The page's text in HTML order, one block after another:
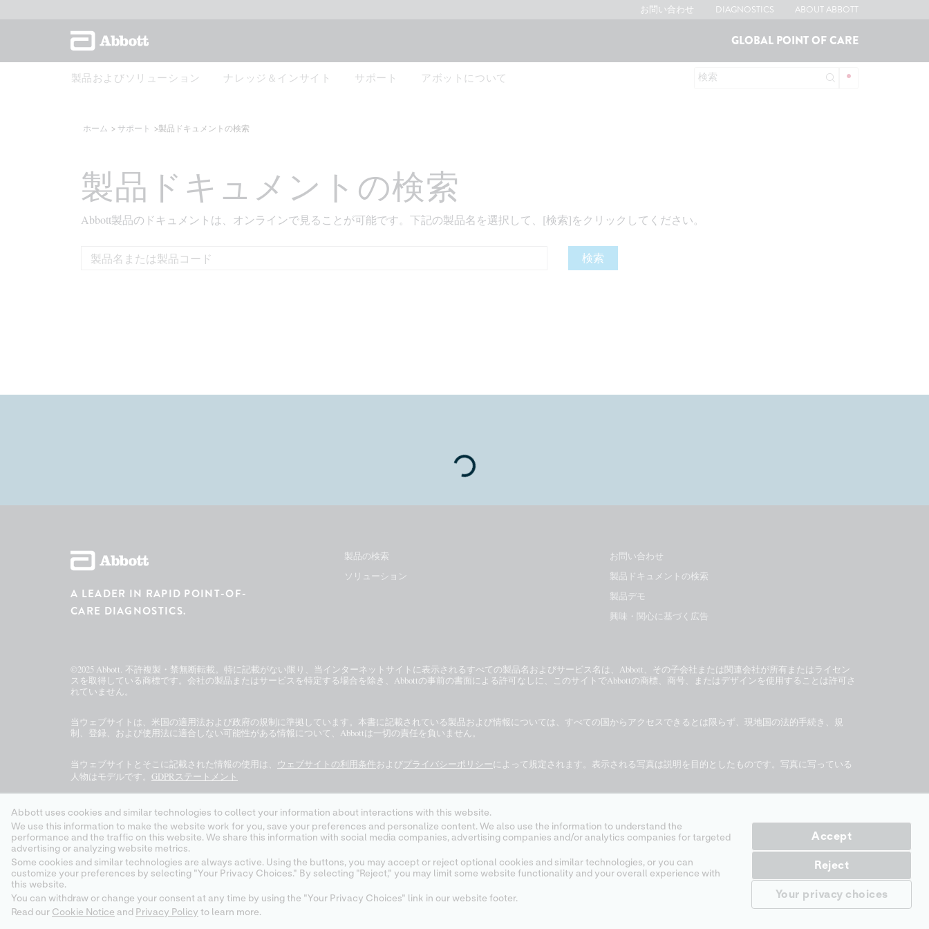
お問い合わせ DIAGNOSTICS ABOUT ABBOTT
GLOBAL POINT OF CARE
製品およびソリューション ナレッジ＆インサイト サポート アボットについて 検索
ホーム サポート 製品ドキュメントの検索
製品ドキュメントの検索
Abbott製品のドキュメントは、オンラインで見ることが可能です。下記の製品名を選択して、[検索]をクリックしてください。
検索
A LEADER IN RAPID POINT-OF-
CARE DIAGNOSTICS.
製品の検索
ソリューション
お問い合わせ
製品ドキュメントの検索
製品デモ
興味・関心に基づく広告
©2025 Abbott. 不許複製・禁無断転載。特に記載がない限り、当インターネットサイトに表示されるすべての製品名およびサービス名は、Abbott、その子会社または関連会社が所有またはライセン
スを取得している商標です。会社の製品またはサービスを特定する場合を除き、Abbottの事前の書面による許可なしに、このサイトでAbbottの商標、商号、またはデザインを使用することは許可さ
れていません。
当ウェブサイトは、米国の適用法および政府の規制に準拠しています。本書に記載されている製品および情報については、すべての国からアクセスできるとは限らず、現地国の法的手続き、規
制、登録、および使用法に適合しない可能性がある情報について、Abbottは一切の責任を負いません。
当ウェブサイトとそこに記載された情報の使用は、 ウェブサイトの利用条件およびプライバシーポリシーによって規定されます。表示される写真は説明を目的としたものです。写真に写っている
人物はモデルです。 GDPRステートメント
地域によっては、一部の製品をご利用になれません。特定の市場での製品の供給状況については、各地域の担当者にご確認ください。
ッジの情報および使用目的につきましては、各製品のページまたはi-STAT サポートエリアのカートリッジの情報（CTI/IFU）を参照してください。
Abbott - A leader in Rapid Point-of-Care Diagnostics
Abbott uses cookies and similar technologies to collect your information about interactions with this website.
We use this information to make the website work for you, save your preferences and personalize content. We also use the information to understand the
performance and the traffic on this website. We share this information with social media companies, advertising companies and/or analytics companies for targeted
advertising or analyzing website metrics.
Some cookies and similar technologies are always active. Using the buttons, you may accept or reject optional cookies and similar technologies, or you can
customize your preferences by selecting "Your Privacy Choices." By selecting "Reject," you may limit some website functionality and your overall experience with
this website.
You can withdraw or change your consent at any time by using the "Your Privacy Choices" link in our website footer.
Read our Cookie Notice and Privacy Policy to learn more.
Your privacy choices
Accept
Reject
Loading...